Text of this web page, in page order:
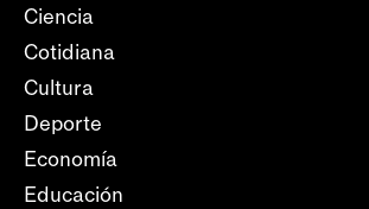
Ciencia
Cotidiana
Cultura
Deporte
Economía
Educación